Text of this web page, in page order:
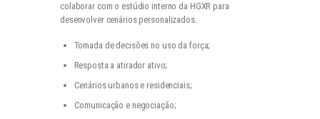
colaborar com o estúdio interno da HGXR para
desenvolver cenários personalizados.
Tomada de decisões no uso da força;
Resposta a atirador ativo;
Cenários urbanos e residenciais;
Comunicação e negociação;